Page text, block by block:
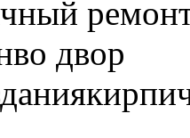
во двор